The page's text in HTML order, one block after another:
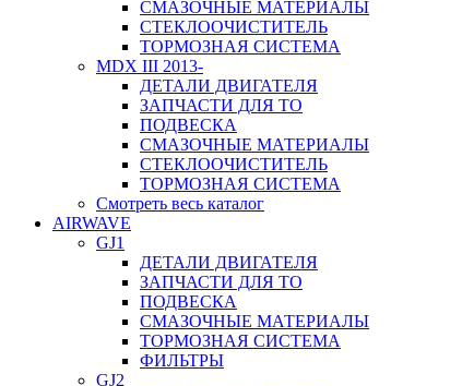
СМАЗОЧНЫЕ МАТЕРИАЛЫ
СТЕКЛООЧИСТИТЕЛЬ
ТОРМОЗНАЯ СИСТЕМА
MDX III 2013-
ДЕТАЛИ ДВИГАТЕЛЯ
ЗАПЧАСТИ ДЛЯ ТО
ПОДВЕСКА
СМАЗОЧНЫЕ МАТЕРИАЛЫ
СТЕКЛООЧИСТИТЕЛЬ
ТОРМОЗНАЯ СИСТЕМА
Смотреть весь каталог
AIRWAVE
GJ1
ДЕТАЛИ ДВИГАТЕЛЯ
ЗАПЧАСТИ ДЛЯ ТО
ПОДВЕСКА
СМАЗОЧНЫЕ МАТЕРИАЛЫ
ТОРМОЗНАЯ СИСТЕМА
ФИЛЬТРЫ
GJ2